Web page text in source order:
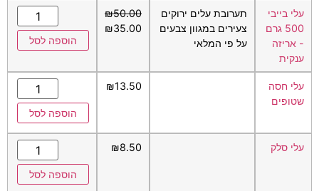
עלי בייבי
500 גרם
- אריזה
ענקית
תערובת עלים ירוקים
צעירים במגוון צבעים
על פי המלאי
₪50.00
₪35.00
הוספה לסל
עלי חסה
שטופים
₪13.50
הוספה לסל
עלי סלק ₪8.50
הוספה לסל